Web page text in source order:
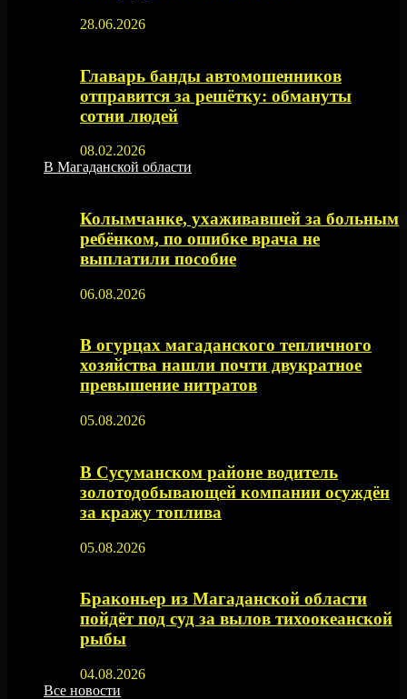
28.06.2026
Главарь банды автомошенников
отправится за решётку: обмануты
сотни людей
08.02.2026
В Магаданской области
Колымчанке, ухаживавшей за больным
ребёнком, по ошибке врача не
выплатили пособие
06.08.2026
В огурцах магаданского тепличного
хозяйства нашли почти двукратное
превышение нитратов
05.08.2026
В Сусуманском районе водитель
золотодобывающей компании осуждён
за кражу топлива
05.08.2026
Браконьер из Магаданской области
пойдёт под суд за вылов тихоокеанской
рыбы
04.08.2026
Все новости